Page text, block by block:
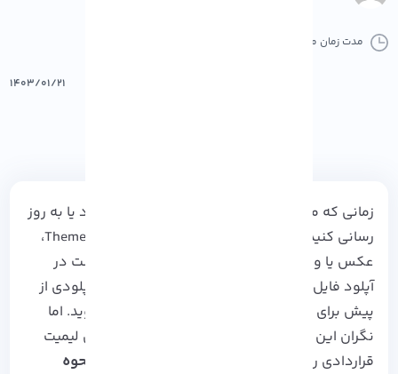
مدت زمان مطالعه :
۱۴۰۳/۰۱/۲۱
زمانی که می خواهید یک وب سایت
ایجاد یا به روز
رسانی کنید، در طی مراحل نیاز به آپلود Themes ،Plugins،
عکس یا ویدیو خواهید داشت! بنابراین ممکن است در
آپلود فایل های بزرگ با مشکل محدودیت میزان آپلودی از
پیش برای وردپرس تعیین شده است رو به رو شوید. اما
نگران این موضوع نباشید زیرا به سادگی می توان لیمیت
قراردادی را شکست و ادامه داد.
در این آموزش نحوه